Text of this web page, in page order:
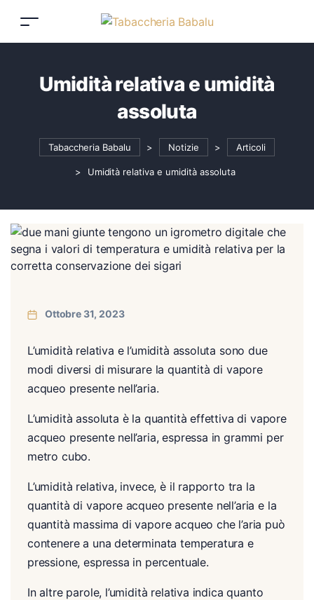
Umidità relativa e umidità
assoluta
Tabaccheria Babalu > Notizie > Articoli
> Umidità relativa e umidità assoluta
Ottobre 31, 2023
L’umidità relativa e l’umidità assoluta sono due
modi diversi di misurare la quantità di vapore
acqueo presente nell’aria.
L’umidità assoluta è la quantità effettiva di vapore
acqueo presente nell’aria, espressa in grammi per
metro cubo.
L’umidità relativa, invece, è il rapporto tra la
quantità di vapore acqueo presente nell’aria e la
quantità massima di vapore acqueo che l’aria può
contenere a una determinata temperatura e
pressione, espressa in percentuale.
In altre parole, l’umidità relativa indica quanto